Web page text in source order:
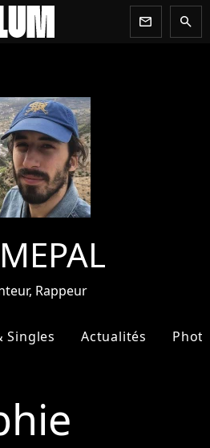
newsletter search
Rappeur
Singles Actualités